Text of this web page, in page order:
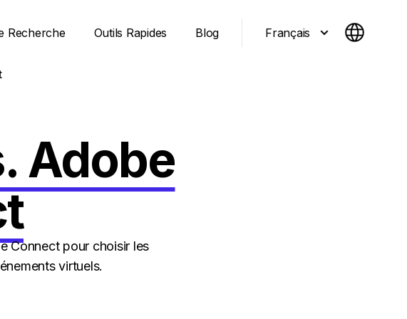
Recherche Outils Rapides Blog Français
Adobe
Connect pour choisir les
virtuels.